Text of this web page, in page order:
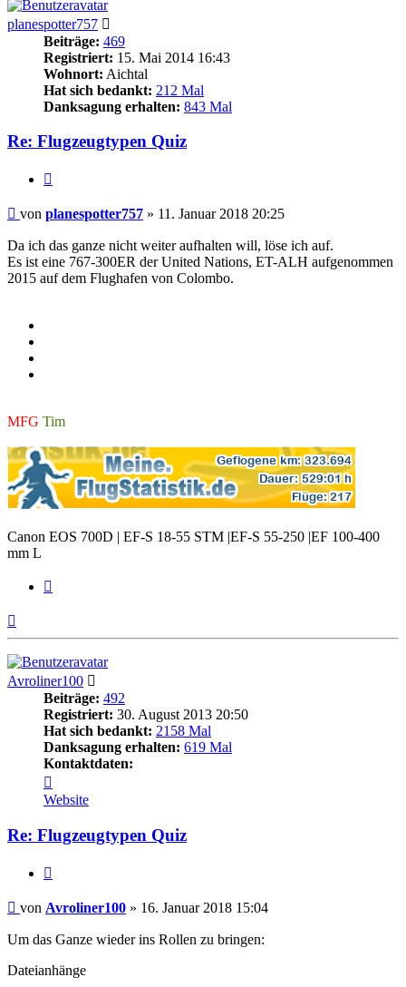
planespotter757
Beiträge: 469
Registriert: 15. Mai 2014 16:43
Wohnort: Aichtal
Hat sich bedankt: 212 Mal
Danksagung erhalten: 843 Mal
Re: Flugzeugtypen Quiz
Beitrag
von planespotter757 » 11. Januar 2018 20:25
Da ich das ganze nicht weiter aufhalten will, löse ich auf.
Es ist eine 767-300ER der United Nations, ET-ALH aufgenommen
2015 auf dem Flughafen von Colombo.
MFG Tim
Canon EOS 700D | EF-S 18-55 STM |EF-S 55-250 |EF 100-400
mm L
Avroliner100
Beiträge: 492
Registriert: 30. August 2013 20:50
Hat sich bedankt: 2158 Mal
Danksagung erhalten: 619 Mal
Kontaktdaten:
von
Avroliner100
Website
Re: Flugzeugtypen Quiz
Beitrag
von Avroliner100 » 16. Januar 2018 15:04
Um das Ganze wieder ins Rollen zu bringen:
Dateianhänge